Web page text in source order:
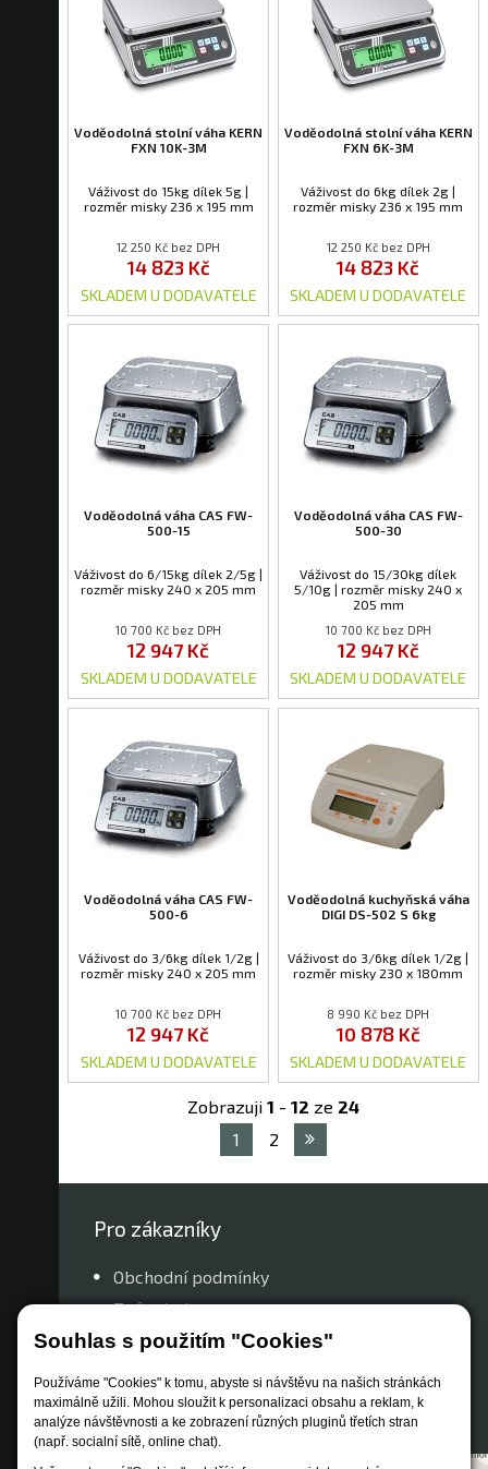
Souhlas s použitím "Cookies"
Používáme "Cookies" k tomu, abyste si návštěvu na našich stránkách
maximálně užili. Mohou sloužit k personalizaci obsahu a reklam, k
analýze návštěvnosti a ke zobrazení různých pluginů třetích stran
(např. socialní sítě, online chat).
Voděodolná stolní váha KERN
FXN 10K-3M
Váživost do 15kg dílek 5g |
rozměr misky 236 x 195 mm
12 250 Kč bez DPH
14 823 Kč
SKLADEM U DODAVATELE
Voděodolná stolní váha KERN
FXN 6K-3M
Váživost do 6kg dílek 2g |
rozměr misky 236 x 195 mm
12 250 Kč bez DPH
14 823 Kč
SKLADEM U DODAVATELE
Voděodolná váha CAS FW-
500-15
Váživost do 6/15kg dílek 2/5g |
rozměr misky 240 x 205 mm
10 700 Kč bez DPH
12 947 Kč
SKLADEM U DODAVATELE
Voděodolná váha CAS FW-
500-30
Váživost do 15/30kg dílek
5/10g | rozměr misky 240 x
205 mm
10 700 Kč bez DPH
12 947 Kč
SKLADEM U DODAVATELE
Voděodolná váha CAS FW-
500-6
Váživost do 3/6kg dílek 1/2g |
rozměr misky 240 x 205 mm
10 700 Kč bez DPH
12 947 Kč
SKLADEM U DODAVATELE
Voděodolná kuchyňská váha
DIGI DS-502 S 6kg
Váživost do 3/6kg dílek 1/2g |
rozměr misky 230 x 180mm
8 990 Kč bez DPH
10 878 Kč
SKLADEM U DODAVATELE
Zobrazuji 1 - 12 ze 24
1
2
Pro zákazníky
Obchodní podmínky
Způsob dopravy
Zastoupení značek
Nastavení soukromí